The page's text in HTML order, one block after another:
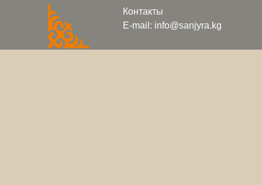
Контакты
E-mail: info@sanjyra.kg